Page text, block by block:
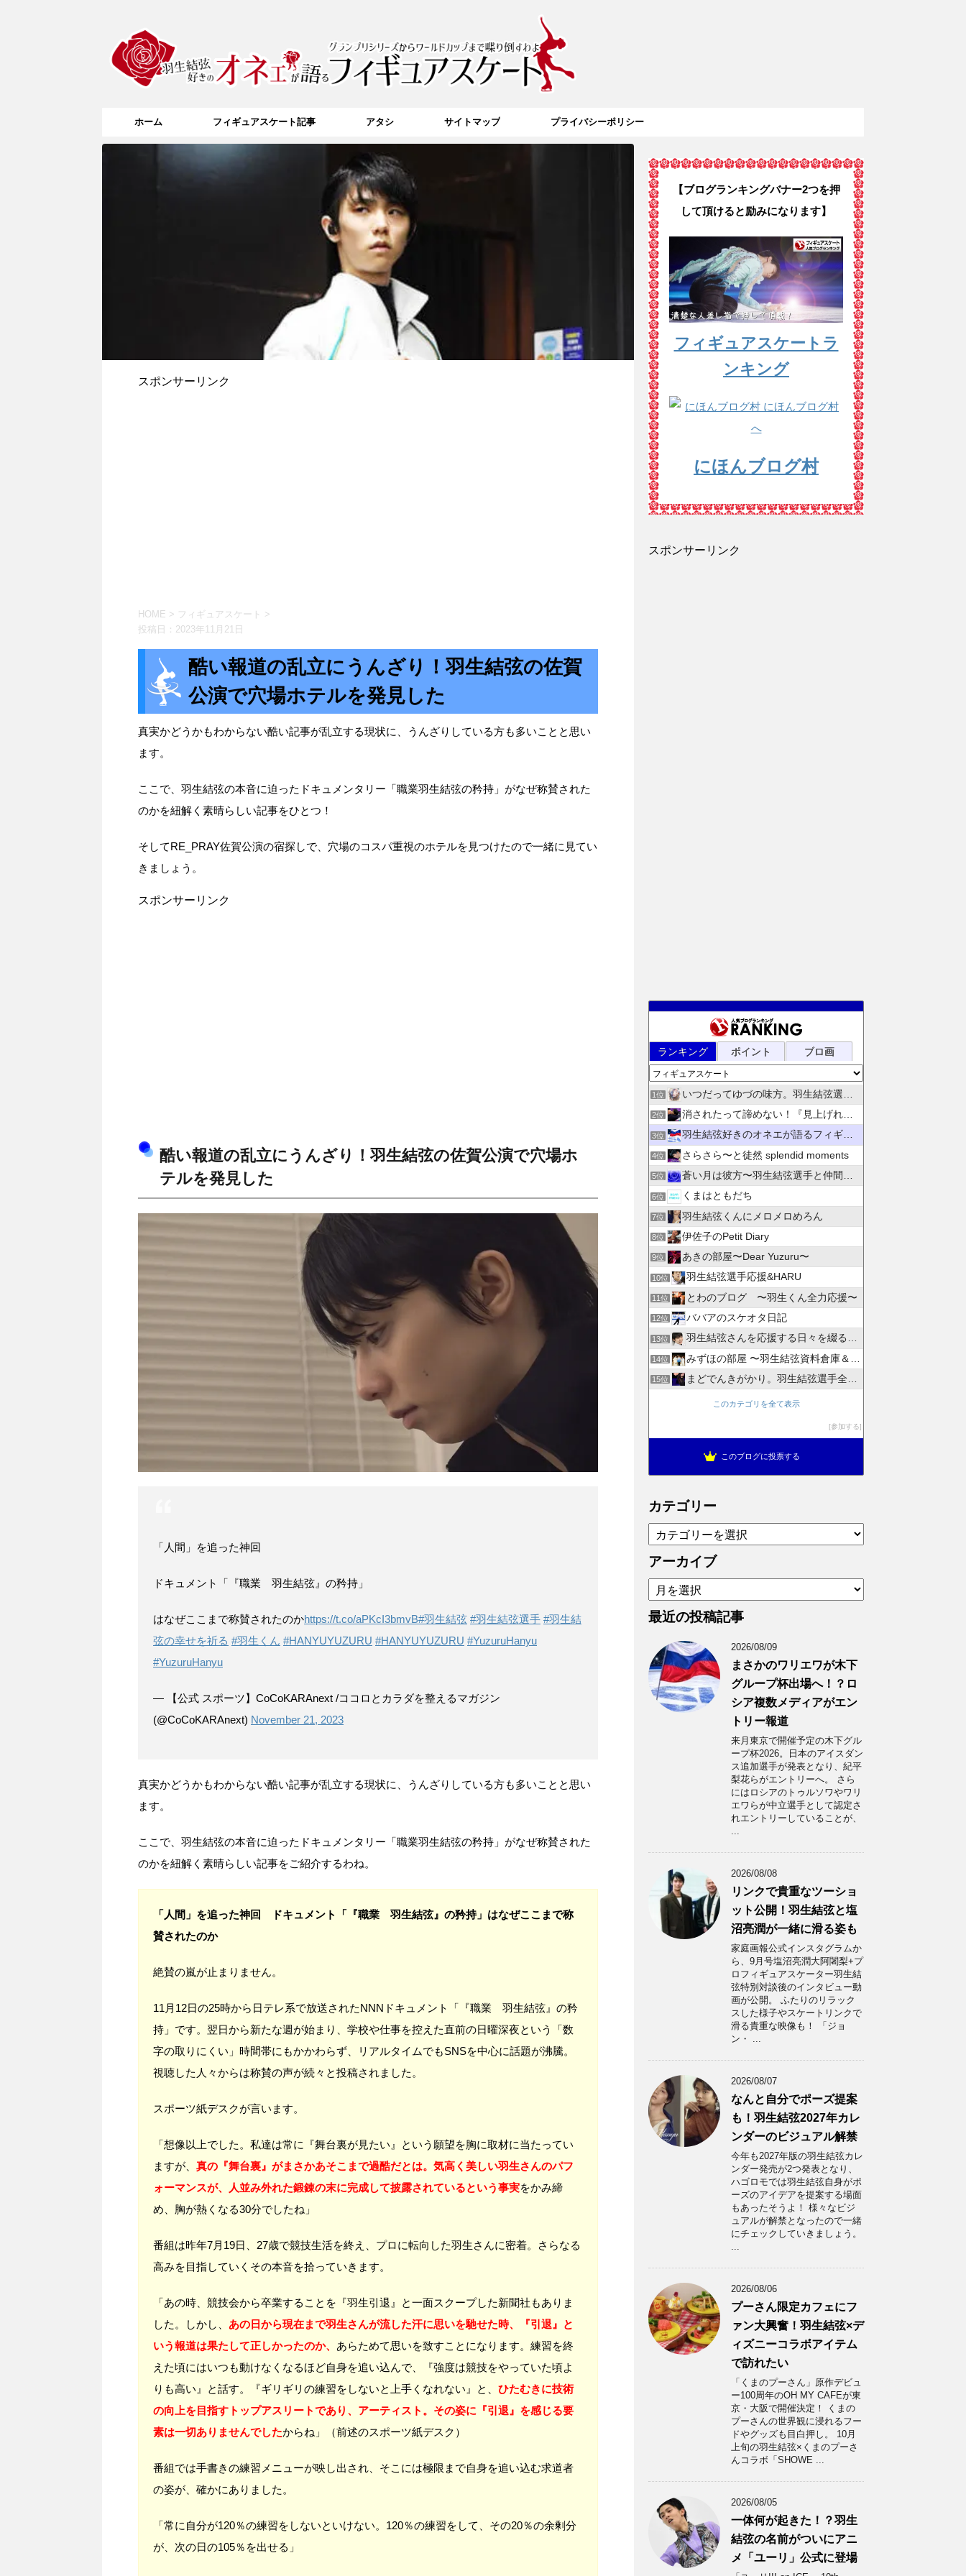
ホーム フィギュアスケート記事 アタシ サイトマップ プライバシーポリシー
スポンサーリンク
HOME > フィギュアスケート
>
投稿日： 2023年11月21日
酷い報道の乱立にうんざり！羽生結弦の佐賀
公演で穴場ホテルを発見した
真実かどうかもわからない酷い記事が乱立する現状に、うんざりしている方も多いことと思い
ます。
ここで、羽生結弦の本音に迫ったドキュメンタリー「職業羽生結弦の矜持」がなぜ称賛された
のかを紐解く素晴らしい記事をひとつ！
そしてRE_PRAY佐賀公演の宿探しで、穴場のコスパ重視のホテルを見つけたので一緒に見てい
きましょう。
スポンサーリンク
酷い報道の乱立にうんざり！羽生結弦の佐賀公演で穴場ホ
テルを発見した
「人間」を追った神回
ドキュメント「『職業 羽生結弦』の矜持」
はなぜここまで称賛されたのかhttps://t.co/aPKcI3bmvB#羽生結弦 #羽生結弦選手 #羽生結
弦の幸せを祈る #羽生くん #HANYUYUZURU #HANYUYUZURU #YuzuruHanyu
#YuzuruHanyu
— 【公式 スポーツ】CoCoKARAnext /ココロとカラダを整えるマガジン
(@CoCoKARAnext) November 21, 2023
真実かどうかもわからない酷い記事が乱立する現状に、うんざりしている方も多いことと思い
ます。
ここで、羽生結弦の本音に迫ったドキュメンタリー「職業羽生結弦の矜持」がなぜ称賛された
のかを紐解く素晴らしい記事をご紹介するわね。
「人間」を追った神回 ドキュメント「『職業 羽生結弦』の矜持」はなぜここまで称
賛されたのか
絶賛の嵐が止まりません。
11月12日の25時から日テレ系で放送されたNNNドキュメント「『職業 羽生結弦』の矜
持」です。翌日から新たな週が始まり、学校や仕事を控えた直前の日曜深夜という「数
字の取りにくい」時間帯にもかかわらず、リアルタイムでもSNSを中心に話題が沸騰。
視聴した人々からは称賛の声が続々と投稿されました。
スポーツ紙デスクが言います。
「想像以上でした。私達は常に『舞台裏が見たい』という願望を胸に取材に当たってい
ますが、 真の『舞台裏』がまさかあそこまで過酷だとは。気高く美しい羽生さんのパフ
ォーマンスが、人並み外れた鍛錬の末に完成して披露されているという事実をかみ締
め、胸が熱くなる30分でしたね」
番組は昨年7月19日、27歳で競技生活を終え、プロに転向した羽生さんに密着。さらなる
高みを目指していくその本音を拾っていきます。
「あの時、競技会から卒業することを『羽生引退』と一面スクープした新聞社もありま
した。しかし、 あの日から現在まで羽生さんが流した汗に思いを馳せた時、『引退』と
いう報道は果たして正しかったのか、 あらためて思いを致すことになります。練習を終
えた頃にはいつも動けなくなるほど自身を追い込んで、『強度は競技をやっていた頃よ
りも高い』と話す。『ギリギリの練習をしないと上手くなれない』と、 ひたむきに技術
の向上を目指すトップアスリートであり、アーティスト。その姿に『引退』を感じる要
素は一切ありませんでしたからね」（前述のスポーツ紙デスク）
番組では手書きの練習メニューが映し出され、そこには極限まで自身を追い込む求道者
の姿が、確かにありました。
「常に自分が120％の練習をしないといけない。120％の練習をして、その20％の余剰分
が、次の日の105％を出せる」
【ブログランキングバナー2つを押
して頂けると励みになります】
フィギュアスケートラ
ンキング
にほんブログ村
スポンサーリンク
ランキング ポイント ブロ画
1位 いつだってゆづの味方。羽生結弦選手応援団 紫色のブログ
2位 消されたって諦めない！『見上げれば、青空 』別館
3位 羽生結弦好きのオネエが語るフィギュアスケート
4位 さらさら〜と徒然 splendid moments
5位 蒼い月は彼方〜羽生結弦選手と仲間たちの日々を花束にして〜
6位 くまはともだち
7位 羽生結弦くんにメロメロめろん
8位 伊佐子のPetit Diary
9位 あきの部屋〜Dear Yuzuru〜
10位 羽生結弦選手応援&HARU
11位 とわのブログ 〜羽生くん全力応援〜
12位 ババアのスケオタ日記
13位 羽生結弦さんを応援する日々を綴るブログ
14位 みずほの部屋 〜羽生結弦資料倉庫＆徒然日記〜
15位 まどでんきがかり。羽生結弦選手全力応援
このカテゴリを全て表示
参加する
このブログに投票する
カテゴリー
テ
ゴ
ー
アーカイブ
ア
ー
カ
最近の投稿記事
2026/08/09
まさかのワリエワが木下
グループ杯出場へ！？ロ
シア複数メディアがエン
トリー報道
来月東京で開催予定の木下グル
ープ杯2026。日本のアイスダン
ス追加選手が発表となり、紀平
梨花らがエントリーへ。 さら
にはロシアのトゥルソワやワリ
エワらが中立選手として認定さ
れエントリーしていることが、
...
2026/08/08
リンクで貴重なツーショ
ット公開！羽生結弦と塩
沼亮潤が一緒に滑る姿も
家庭画報公式インスタグラムか
ら、9月号塩沼亮潤大阿闍梨+プ
ロフィギュアスケーター羽生結
弦特別対談後のインタビュー動
画が公開。 ふたりのリラック
スした様子やスケートリンクで
滑る貴重な映像も！ 「ジョ
ン・ ...
2026/08/07
なんと自分でポーズ提案
も！羽生結弦2027年カレ
ンダーのビジュアル解禁
今年も2027年版の羽生結弦カレ
ンダー発売が2つ発表となり、
ハゴロモでは羽生結弦自身がポ
ーズのアイデアを提案する場面
もあったそうよ！ 様々なビジ
ュアルが解禁となったので一緒
にチェックしていきましょう。
...
2026/08/06
プーさん限定カフェにフ
ァン大興奮！羽生結弦×デ
ィズニーコラボアイテム
で訪れたい
「くまのプーさん」原作デビュ
ー100周年のOH MY CAFEが東
京・大阪で開催決定！ くまの
プーさんの世界観に浸れるフー
ドやグッズも目白押し。 10月
上旬の羽生結弦×くまのプーさ
んコラボ「SHOWE ...
2026/08/05
一体何が起きた！？羽生
結弦の名前がついにアニ
メ「ユーリ」公式に登場